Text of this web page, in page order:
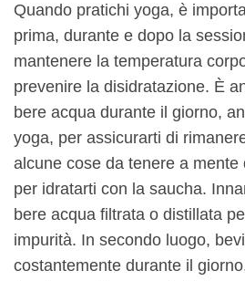
Quando pratichi yoga, è
prima, durante e dopo la
mantenere la temperatura
prevenire la disidratazione. È
bere acqua durante il giorno,
yoga, per assicurarti di
alcune cose da tenere a mente
per idratarti con la saucha.
bere acqua filtrata o distillata
impurità. In secondo luogo,
costantemente durante il